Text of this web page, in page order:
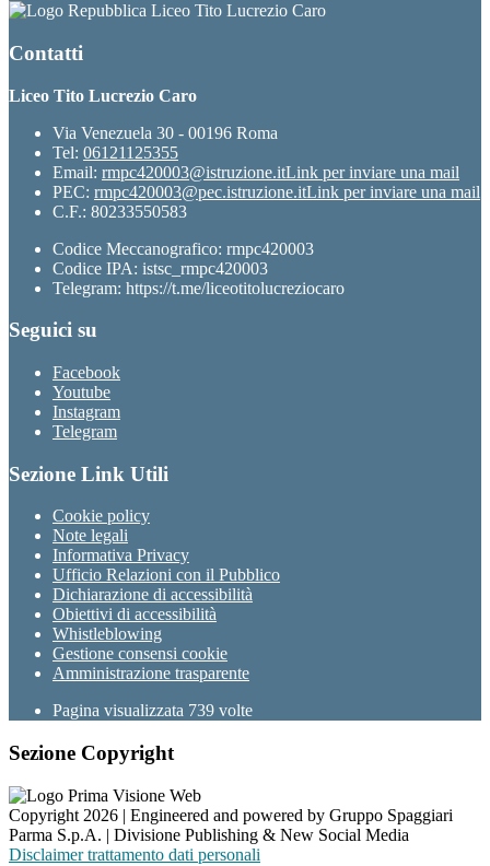
Liceo Tito Lucrezio Caro
Contatti
Liceo Tito Lucrezio Caro
Via Venezuela 30 - 00196 Roma
Tel: 06121125355
Email: rmpc420003@istruzione.itLink per inviare una mail
PEC: rmpc420003@pec.istruzione.itLink per inviare una mail
C.F.: 80233550583
Codice Meccanografico: rmpc420003
Codice IPA: istsc_rmpc420003
Telegram: https://t.me/liceotitolucreziocaro
Seguici su
Facebook
Youtube
Instagram
Telegram
Sezione Link Utili
Cookie policy
Note legali
Informativa Privacy
Ufficio Relazioni con il Pubblico
Dichiarazione di accessibilità
Obiettivi di accessibilità
Whistleblowing
Gestione consensi cookie
Amministrazione trasparente
Pagina visualizzata 739 volte
Sezione Copyright
Copyright 2026 | Engineered and powered by Gruppo Spaggiari
Parma S.p.A. | Divisione Publishing & New Social Media
Disclaimer trattamento dati personali